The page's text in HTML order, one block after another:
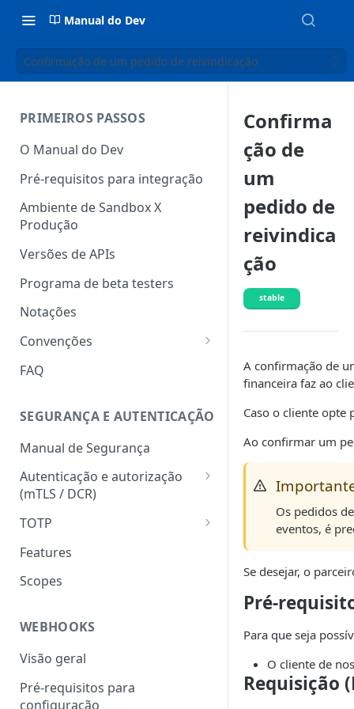
Manual do Dev
Confirmação de um pedido de reivindicação
PRIMEIROS PASSOS
O Manual do Dev
Pré-requisitos para integração
Ambiente de Sandbox X
Produção
Versões de APIs
Programa de beta testers
Notações
Convenções
HATEOAS
(Idempotency-key)
Status codes
Erros
FAQ
SEGURANÇA E AUTENTICAÇÃO
Manual de Segurança
Autenticação e autorização
(mTLS / DCR)
Token para gerar certificado
Registro dinâmico de client
(autenticação com mTLS)
TOTP
Geração do hash e do código
Validação do hash e do código
Features
Scopes
WEBHOOKS
Visão geral
Pré-requisitos para
configuração
Confirma
ção de
um
pedido de
reivindica
ção
stable
A confirmação de
financeira faz ao
Caso o cliente opte
Ao confirmar um
Os pedidos
eventos, é
Se desejar, o
Pré-
Para que seja
O cliente de
Requisição